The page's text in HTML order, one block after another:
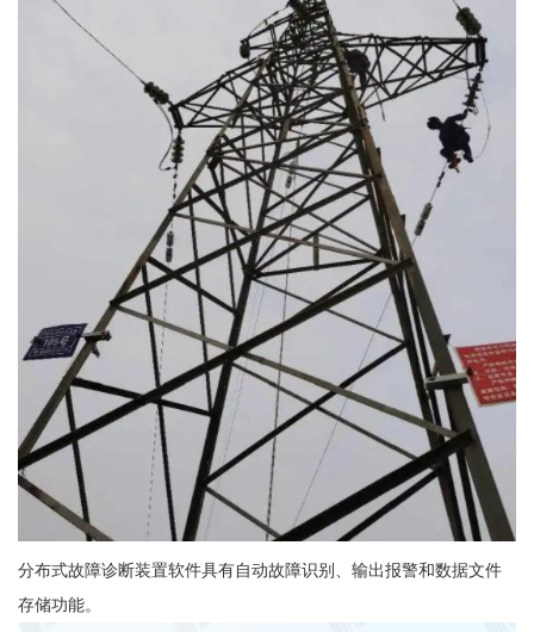
分布式故障诊断装置软件具有自动故障识别、输出报警和数据文件
存储功能。